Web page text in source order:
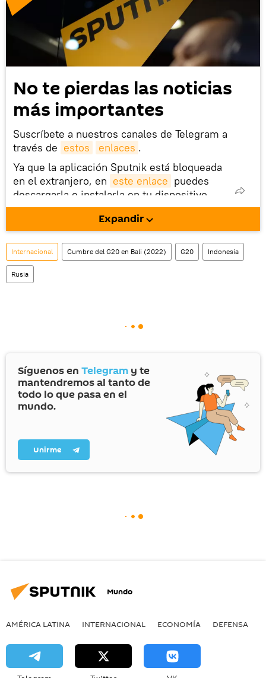
No te pierdas las noticias
más importantes
Suscríbete a nuestros canales de Telegram a
través de estos enlaces .
Ya que la aplicación Sputnik está bloqueada
en el extranjero, en este enlace puedes
descargarla e instalarla en tu dispositivo
móvil (¡solo para Android!).
También tenemos una cuenta en la red
social rusa VK .
Expandir
Internacional Cumbre del G20 en Bali (2022) G20 Indonesia
Rusia
Síguenos en Telegram y te
mantendremos al tanto de
todo lo que pasa en el
mundo.
Unirme
Mundo
AMÉRICA LATINA INTERNACIONAL ECONOMÍA DEFENSA